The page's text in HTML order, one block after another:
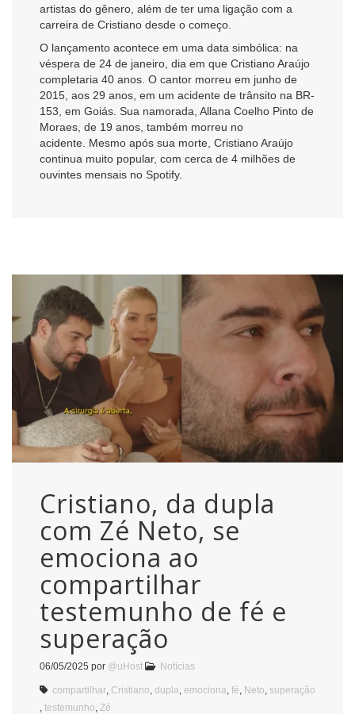
artistas do gênero, além de ter uma ligação com a
carreira de Cristiano desde o começo.
O lançamento acontece em uma data simbólica: na
véspera de 24 de janeiro, dia em que Cristiano Araújo
completaria 40 anos. O cantor morreu em junho de
2015, aos 29 anos, em um acidente de trânsito na BR-
153, em Goiás. Sua namorada, Allana Coelho Pinto de
Moraes, de 19 anos, também morreu no
acidente. Mesmo após sua morte, Cristiano Araújo
continua muito popular, com cerca de 4 milhões de
ouvintes mensais no Spotify.
Cristiano, da dupla
com Zé Neto, se
emociona ao
compartilhar
testemunho de fé e
superação
06/05/2025 por @uHost Notícias
compartilhar Cristiano dupla emociona fé Neto superação
testemunho Zé